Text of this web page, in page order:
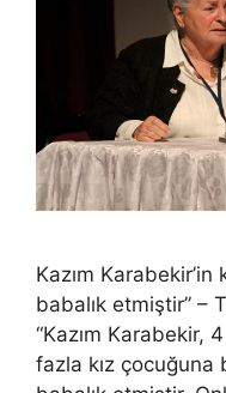
Kazım Karabekir’in
babalık etmiştir” –
“Kazım Karabekir,
fazla kız çocuğuna